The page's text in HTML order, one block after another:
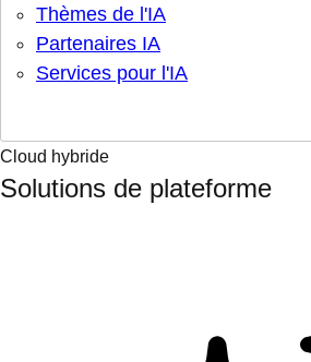
Thèmes de l'IA
Partenaires IA
Services pour l'IA
Cloud hybride
Solutions de plateforme